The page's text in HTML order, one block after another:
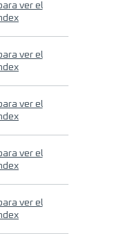
ver el
ver el
ver el
ver el
ver el